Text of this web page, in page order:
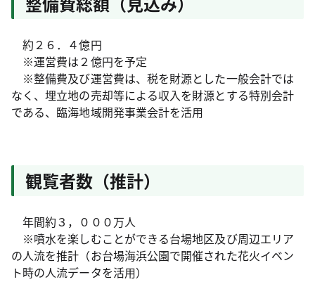
約２６．４億円
※運営費は２億円を予定
※整備費及び運営費は、税を財源とした一般会計では
なく、埋立地の売却等による収入を財源とする特別会計
である、臨海地域開発事業会計を活用
観覧者数（推計）
年間約３，０００万人
※噴水を楽しむことができる台場地区及び周辺エリア
の人流を推計（お台場海浜公園で開催された花火イベン
ト時の人流データを活用）